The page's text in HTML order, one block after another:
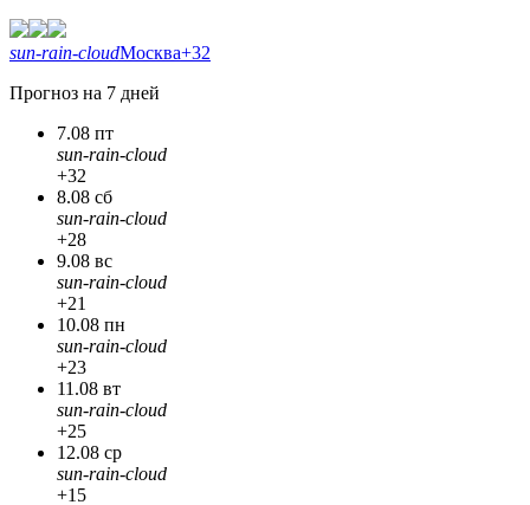
sun-rain-cloudМосква+32
Прогноз на 7 дней
7.08 пт
sun-rain-cloud
+32
8.08 сб
sun-rain-cloud
+28
9.08 вс
sun-rain-cloud
+21
10.08 пн
sun-rain-cloud
+23
11.08 вт
sun-rain-cloud
+25
12.08 ср
sun-rain-cloud
+15